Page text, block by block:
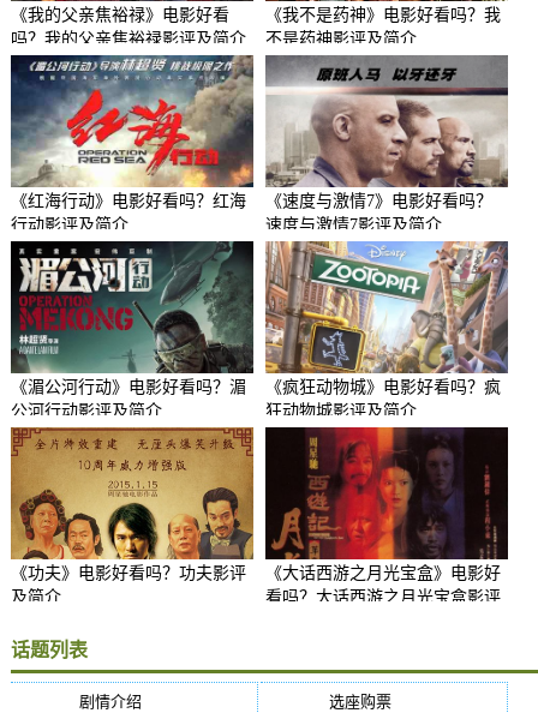
《我的父亲焦裕禄》电影好看
吗？我的父亲焦裕禄影评及简介
《我不是药神》电影好看吗？我
不是药神影评及简介
《红海行动》电影好看吗？红海
行动影评及简介
《速度与激情7》电影好看吗？
速度与激情7影评及简介
《湄公河行动》电影好看吗？湄
公河行动影评及简介
《疯狂动物城》电影好看吗？疯
狂动物城影评及简介
《功夫》电影好看吗？功夫影评
及简介
《大话西游之月光宝盒》电影好
看吗？大话西游之月光宝盒影评
话题列表
剧情介绍 选座购票(5384)